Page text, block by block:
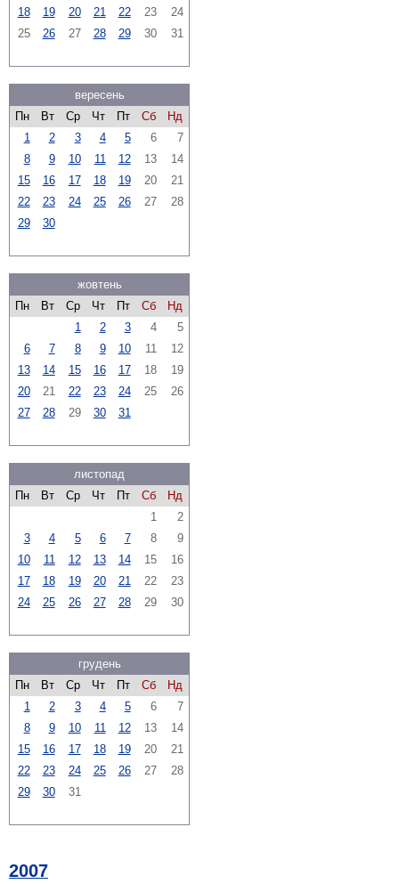
18 19 20 21 22 23
24
25
26 27 28 29 30 31
вересень
Пн
Вт Ср Чт Пт Сб
Нд
1
2 3 4 5 6
7
8
9 10 11 12 13
14
15
16 17 18 19 20
21
22
23 24 25 26 27
28
29
30
жовтень
Пн
Вт Ср Чт Пт Сб
Нд
1
2 3 4
5
6
7 8 9 10 11
12
13
14 15 16 17 18
19
20
21 22 23 24 25
26
27
28 29 30 31
листопад
Пн
Вт Ср Чт Пт Сб
Нд
1
2
3
4 5 6 7 8
9
10
11 12 13 14 15
16
17
18 19 20 21 22
23
24
25 26 27 28 29 30
грудень
Пн
Вт Ср Чт Пт Сб
Нд
1
2 3 4 5 6
7
8
9 10 11 12 13
14
15
16 17 18 19 20
21
22
23 24 25 26 27
28
29
30 31
2007